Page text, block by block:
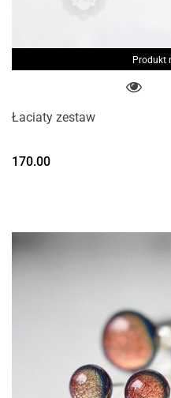
Produkt
Łaciaty zestaw
170.00